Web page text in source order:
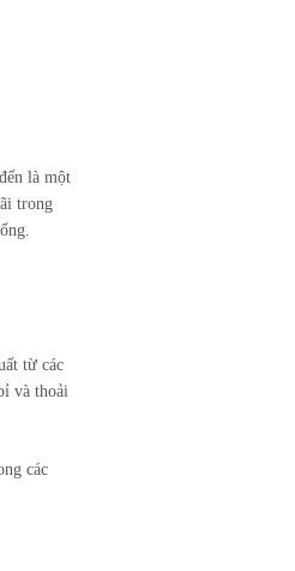
là một
trong
từ các
và thoải
các